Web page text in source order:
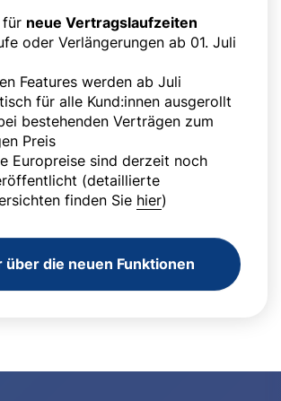
für neue Vertragslaufzeiten
oder Verlängerungen ab 01. Juli
Features werden ab Juli
für alle Kund:innen ausgerollt
bestehenden Verträgen zum
Preis
Europreise sind derzeit noch
(detaillierte
finden Sie hier)
über die neuen Funktionen